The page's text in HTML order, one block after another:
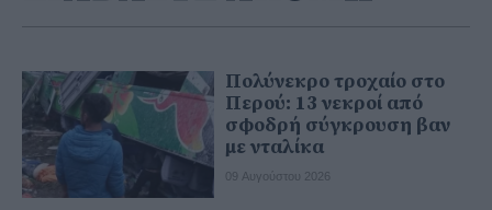
Πολύνεκρο τροχαίο στο
Περού: 13 νεκροί από
σφοδρή σύγκρουση βαν
με νταλίκα
09 Αυγούστου 2026